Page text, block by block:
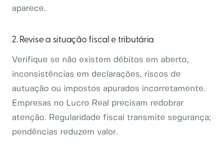
aparece.
2. Revise a situação fiscal e tributária
Verifique se não existem débitos em aberto,
inconsistências em declarações, riscos de
autuação ou impostos apurados incorretamente.
Empresas no Lucro Real precisam redobrar
atenção. Regularidade fiscal transmite segurança;
pendências reduzem valor.